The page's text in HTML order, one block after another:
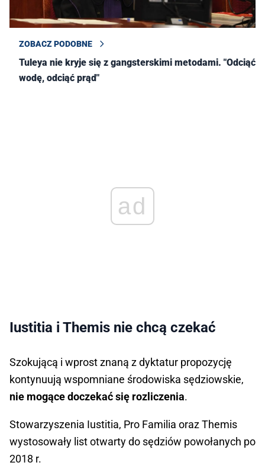
ZOBACZ PODOBNE
Tuleya nie kryje się z gangsterskimi metodami. "Odciąć
wodę, odciąć prąd"
ad
Iustitia i Themis nie chcą czekać
Szokującą i wprost znaną z dyktatur propozycję
kontynuują wspomniane środowiska sędziowskie,
nie mogące doczekać się rozliczenia.
Stowarzyszenia Iustitia, Pro Familia oraz Themis
wystosowały list otwarty do sędziów powołanych po
2018 r.